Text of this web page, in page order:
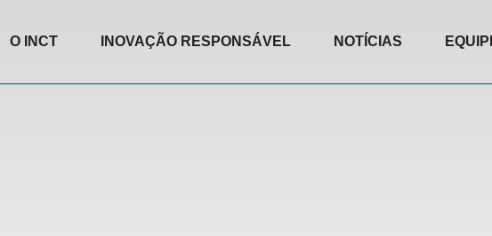
O INCT INOVAÇÃO RESPONSÁVEL NOTÍCIAS